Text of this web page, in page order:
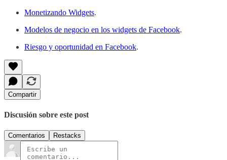
Monetizando Widgets.
Modelos de negocio en los widgets de Facebook.
Riesgo y oportunidad en Facebook.
Compartir
Discusión sobre este post
Comentarios Restacks